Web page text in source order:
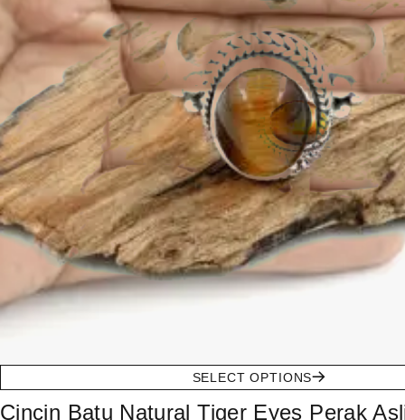
SELECT OPTIONS
Cincin Batu Natural Tiger Eyes Perak